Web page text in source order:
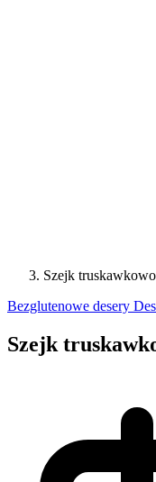
Szejk
Bezglutenowe desery
Szejk